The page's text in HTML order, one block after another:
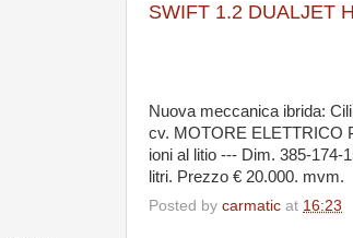
SWIFT 1.2 DUALJET
Nuova meccanica ibrida:
cv. MOTORE ELETTRICO
ioni al litio --- Dim. 385-174-
litri. Prezzo € 20.000. mvm.
Posted by carmatic at 16:23